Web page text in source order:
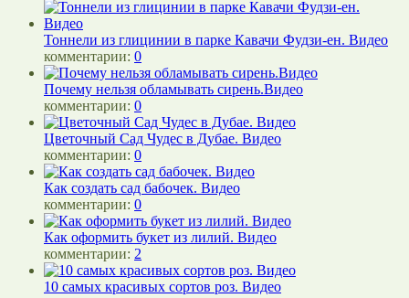
Тоннели из глицинии в парке Кавачи Фудзи-ен. Видео
комментарии: 0
Почему нельзя обламывать сирень.Видео
комментарии: 0
Цветочный Сад Чудес в Дубае. Видео
комментарии: 0
Как создать сад бабочек. Видео
комментарии: 0
Как оформить букет из лилий. Видео
комментарии: 2
10 самых красивых сортов роз. Видео